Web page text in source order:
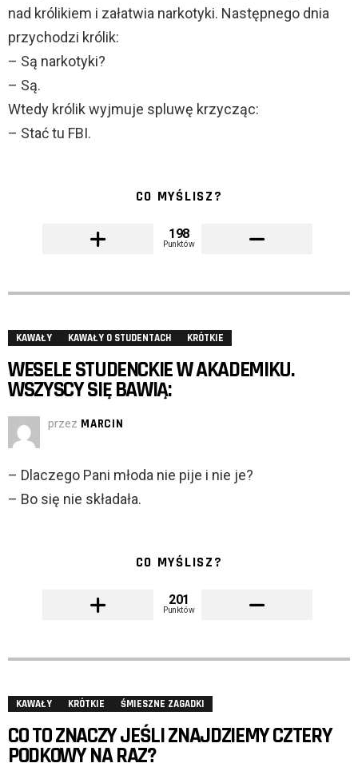
nad królikiem i załatwia narkotyki. Następnego dnia
przychodzi królik:
– Są narkotyki?
– Są.
Wtedy królik wyjmuje spluwę krzycząc:
– Stać tu FBI.
CO MYŚLISZ?
198
Punktów
KAWAŁY KAWAŁY O STUDENTACH KRÓTKIE
WESELE STUDENCKIE W AKADEMIKU.
WSZYSCY SIĘ BAWIĄ:
przez MARCIN
– Dlaczego Pani młoda nie pije i nie je?
– Bo się nie składała.
CO MYŚLISZ?
201
Punktów
KAWAŁY KRÓTKIE ŚMIESZNE ZAGADKI
CO TO ZNACZY JEŚLI ZNAJDZIEMY CZTERY
PODKOWY NA RAZ?